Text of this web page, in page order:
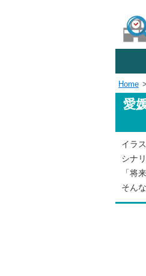
学校
関東
東海
Home
愛
イラ
シナ
「将
そん